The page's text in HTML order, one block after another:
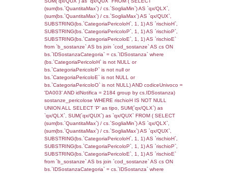
((f_territori_limitrofi.IDTipoTerritorio)=6)),
0.073017120361328
sql: SELECT f_territori_limitrofi.Distanza,
f_territori_limitrofi.Direzione,
f_territori_limitrofi.Denominazione,
rofi.DescAltro FROM f_territori_limitrofi
cod_territori_tipologia ON
(f_territori_limitrofi.IDTipologiaTerritorio =
cod_territori_tipologia.IDTipologiaTerritorio)
(f_territori_limitrofi.IDTipoTerritorio =
cod_territori_tipologia.IDTerritorioTP)
(((f_territori_limitrofi.IDNotifica)=2329) AND
((f_territori_limitrofi.IDTipoTerritorio)=7)),